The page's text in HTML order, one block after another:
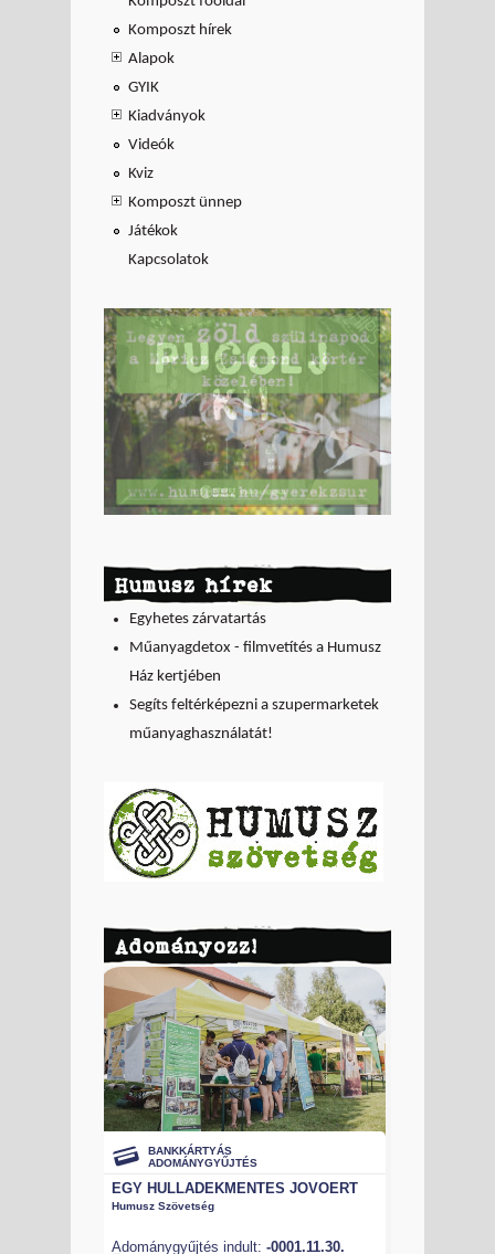
Komposzt hírek
Alapok
GYIK
Kiadványok
Videók
Kviz
Komposzt ünnep
Játékok
Kapcsolatok
Humusz hírek
Egyhetes zárvatartás
Műanyagdetox - filmvetítés a Humusz
Ház kertjében
Segíts feltérképezni a szupermarketek
műanyaghasználatát!
Adományozz!